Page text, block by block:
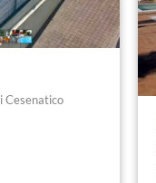
Cesenatico